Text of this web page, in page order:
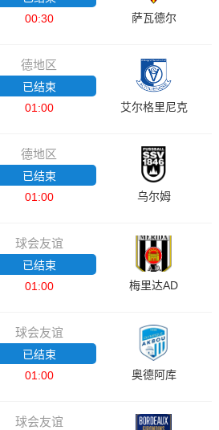
00:30
萨瓦德尔
德地区
已结束
01:00
艾尔格里尼克
德地区
已结束
01:00
乌尔姆
球会友谊
已结束
01:00
梅里达AD
球会友谊
已结束
01:00
奥德阿库
球会友谊